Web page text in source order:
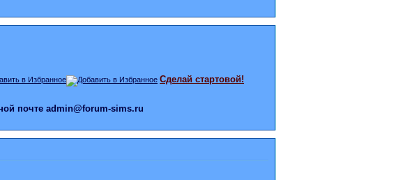
Сделай стартовой!
почте admin@forum-sims.ru